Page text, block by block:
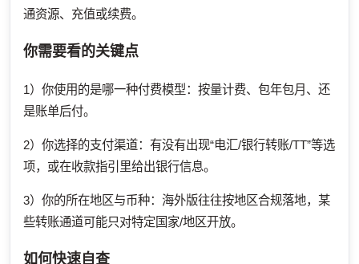
通资源、充值或续费。
你需要看的关键点
1）你使用的是哪一种付费模型：按量计费、包年包月、还
是账单后付。
2）你选择的支付渠道：有没有出现“电汇/银行转账/TT”等选
项，或在收款指引里给出银行信息。
3）你的所在地区与币种：海外版往往按地区合规落地，某
些转账通道可能只对特定国家/地区开放。
如何快速自查